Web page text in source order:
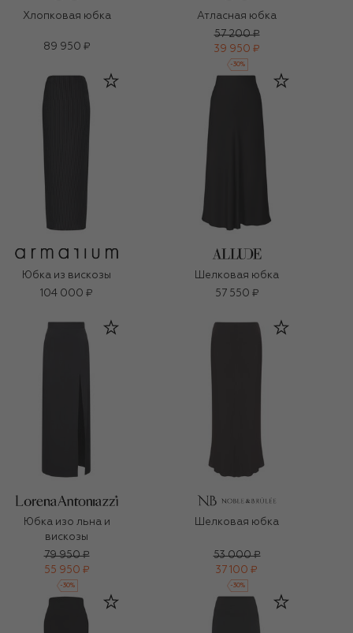
Хлопковая юбка
89 950 ₽
Атласная юбка
57 200 ₽
39 950 ₽
-30%
Юбка из вискозы
104 000 ₽
Шелковая юбка
57 550 ₽
Юбка изо льна и
вискозы
79 950 ₽
55 950 ₽
-30%
Шелковая юбка
53 000 ₽
37 100 ₽
-30%